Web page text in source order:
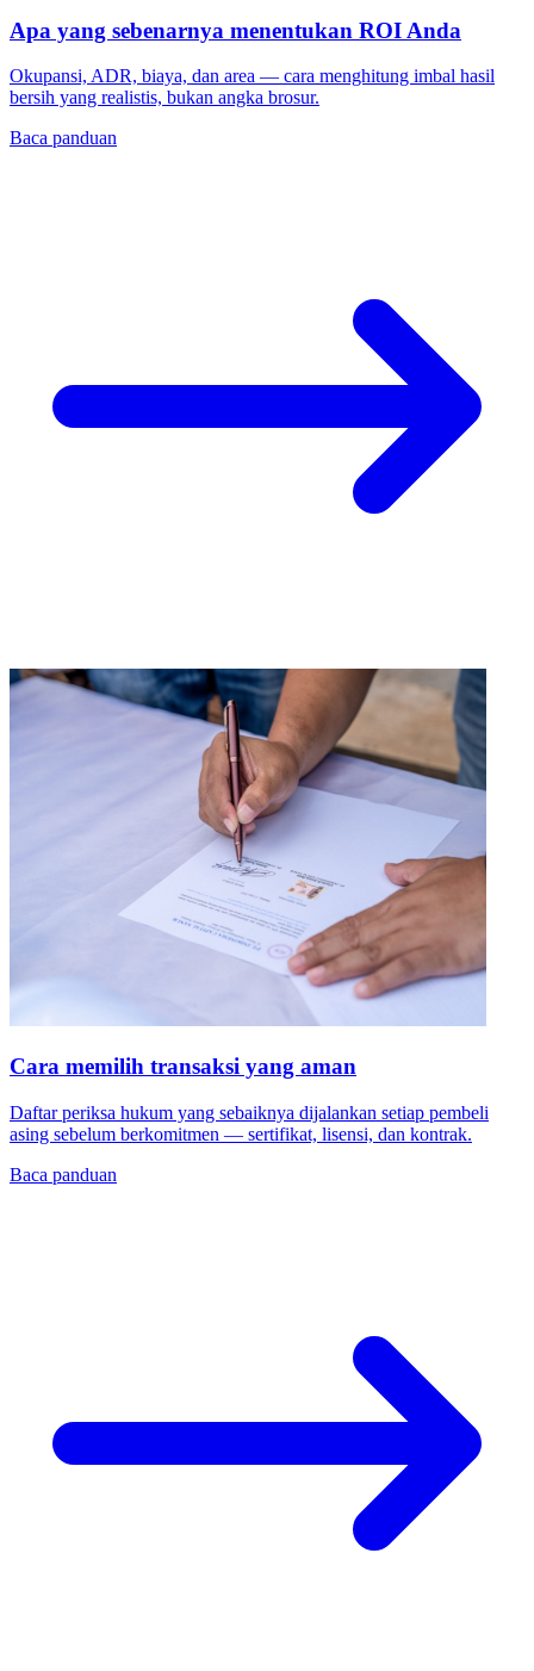
Apa yang sebenarnya menentukan ROI Anda
Okupansi, ADR, biaya, dan area — cara menghitung imbal hasil
bersih yang realistis, bukan angka brosur.
Baca panduan
Cara memilih transaksi yang aman
Daftar periksa hukum yang sebaiknya dijalankan setiap pembeli
asing sebelum berkomitmen — sertifikat, lisensi, dan kontrak.
Baca panduan